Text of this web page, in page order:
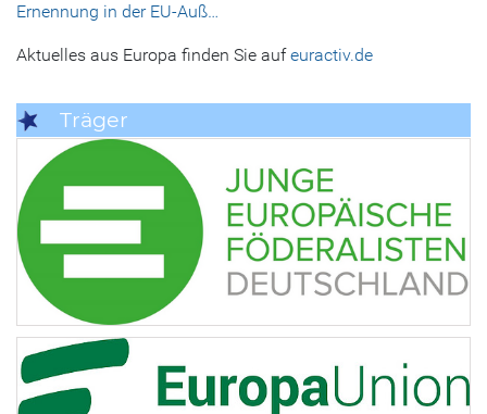
Ernennung in der EU-Auß…
Aktuelles aus Europa finden Sie aufeuractiv.de
Träger